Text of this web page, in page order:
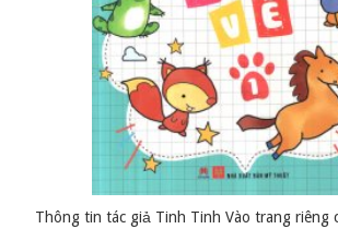
Thông tin tác giả Tinh Tinh Vào trang riêng